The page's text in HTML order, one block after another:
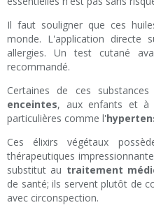
Il faut souligner que ces
monde. L'application directe
allergies. Un test cutané
recommandé.
Certaines de ces
enceintes, aux enfants et à
particulières comme l'
Ces élixirs végétaux
thérapeutiques
substitut au traitement
de santé; ils servent plutôt de
avec circonspection.